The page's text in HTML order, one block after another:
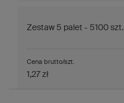
Zestaw 5 palet - 5100 szt.
Cena brutto/szt.
1,27 zł